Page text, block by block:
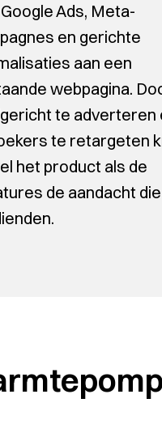
Ads, Meta-
en gerichte
aan een
webpagina.
te adverteren
te retargeten
het product als de
de aandacht